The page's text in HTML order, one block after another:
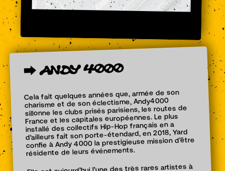
⮕ ANDY 4000
Cela fait quelques années que, armée de son
charisme et de son éclectisme, Andy4000
sillonne les clubs prisés parisiens, les routes de
France et les capitales européennes. Le plus
installé des collectifs Hip-Hop français en a
d’ailleurs fait son porte-étendard, en 2018, Yard
confie à Andy 4000 la prestigieuse mission d’être
résidente de leurs événements.